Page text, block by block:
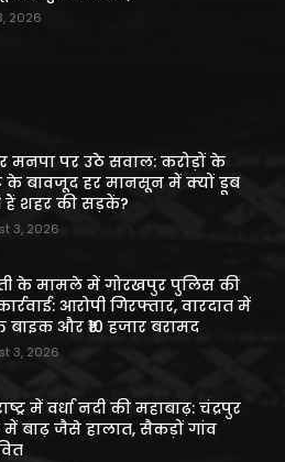
2026
मनपा पर उठे सवाल: करोड़ों के
बावजूद हर मानसून में क्यों डूब
हैं शहर की सड़कें?
3, 2026
के मामले में गोरखपुर पुलिस की
आरोपी गिरफ्तार, वारदात में
बाइक और ₹10 हजार बरामद
3, 2026
में वर्धा नदी की महाबाढ़: चंद्रपुर
बाढ़ जैसे हालात, सैकड़ों गांव